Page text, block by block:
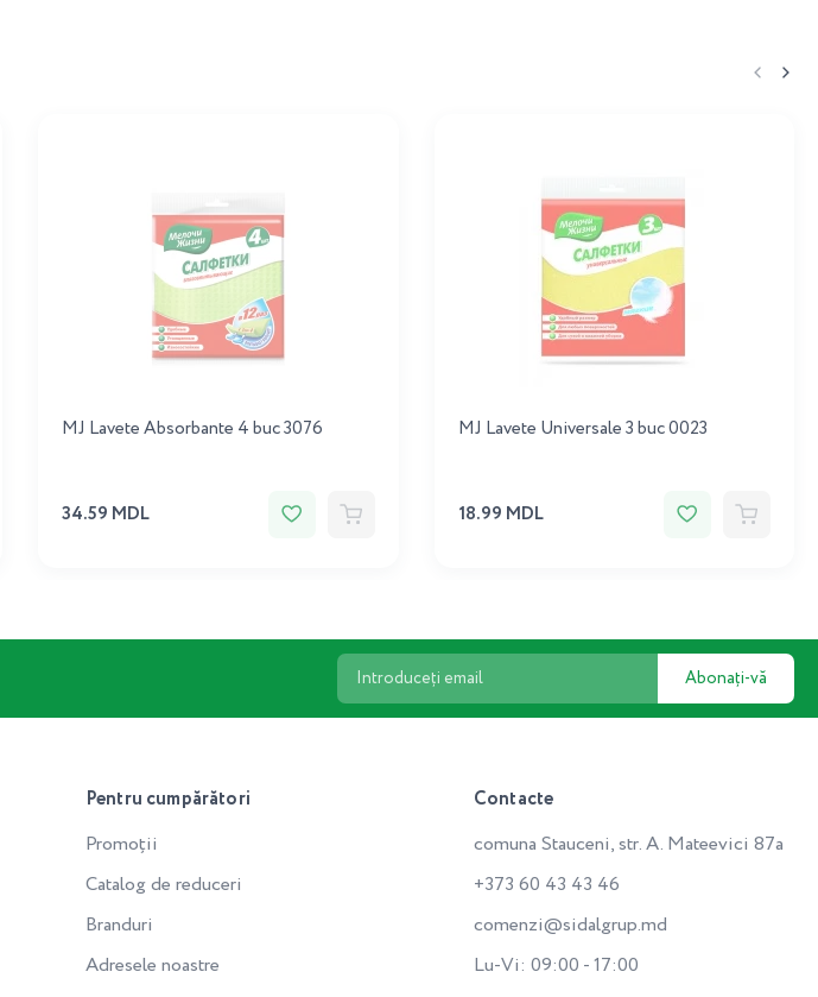
MJ Lavete Absorbante 4 buc 3076
34.59 MDL
MJ Lavete Universale 3 buc 0023
18.99 MDL
Abonați-vă
Pentru cumpărători
Promoții
Catalog de reduceri
Branduri
Adresele noastre
Contacte
comuna Stauceni, str. A. Mateevici 87a
+373 60 43 43 46
comenzi@sidalgrup.md
Lu-Vi: 09:00 - 17:00